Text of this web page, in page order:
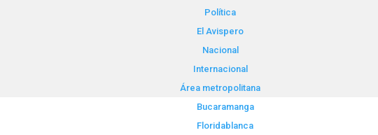
Política
El Avispero
Nacional
Internacional
Área metropolitana
Bucaramanga
Floridablanca